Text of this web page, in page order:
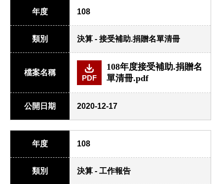
年度 108
類別 決算 - 接受補助.捐贈名單清冊
檔案名稱
PDF
108年度接受補助.捐贈名
單清冊.pdf
公開日期 2020-12-17
年度 108
類別 決算 - 工作報告